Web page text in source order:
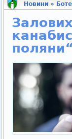
Новини»
поляни“